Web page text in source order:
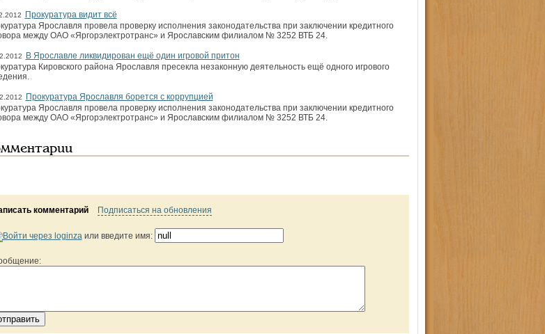
Прокуратура видит всё
Ярославля провела проверку исполнения законодательства при заключении кредитного
между ОАО «Яргорэлектротранс» и Ярославским филиалом № 3252 ВТБ 24.
В Ярославле ликвидирован ещё один игровой притон
Кировского района Ярославля пресекла незаконную деятельность ещё одного игрового
Прокуратура Ярославля борется с коррупцией
Ярославля провела проверку исполнения законодательства при заключении кредитного
между ОАО «Яргорэлектротранс» и Ярославским филиалом № 3252 ВТБ 24.
комментарий Подписаться на обновления
или введите имя: